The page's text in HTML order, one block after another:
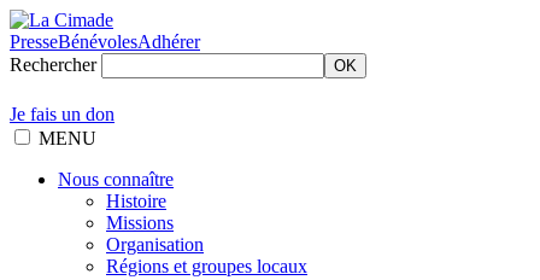
PresseBénévolesAdhérer
Rechercher
OK
Je fais un don
MENU
Nous connaître
Histoire
Missions
Organisation
Régions et groupes locaux